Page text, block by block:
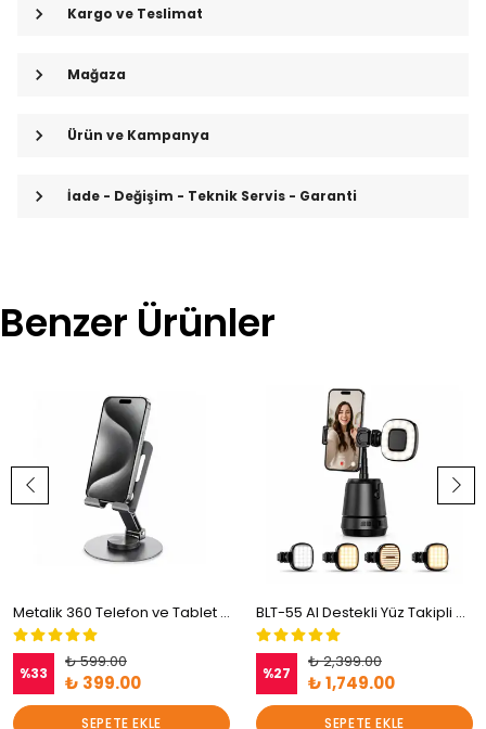
Kargo ve Teslimat
Mağaza
Ürün ve Kampanya
İade - Değişim - Teknik Servis - Garanti
Benzer Ürünler
Metalik 360 Telefon ve Tablet Tutucu
%33
₺ 599.00
₺ 399.00
SEPETE EKLE
BLT-55 AI Destekli Yüz Takipli Akıllı Gimbal - Kablosuz Şarjlı Vlog ve Yayıncı Standı
%27
₺ 2,399.00
₺ 1,749.00
SEPETE EKLE